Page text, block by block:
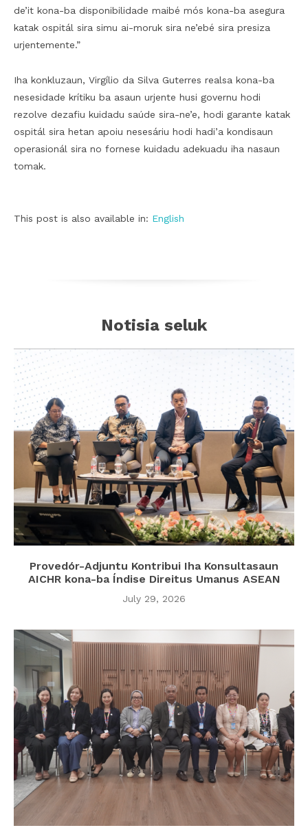
de’it kona-ba disponibilidade maibé mós kona-ba asegura
katak ospitál sira simu ai-moruk sira ne’ebé sira presiza
urjentemente.”
Iha konkluzaun, Virgílio da Silva Guterres realsa kona-ba
nesesidade krítiku ba asaun urjente husi governu hodi
rezolve dezafiu kuidadu saúde sira-ne’e, hodi garante katak
ospitál sira hetan apoiu nesesáriu hodi hadi’a kondisaun
operasionál sira no fornese kuidadu adekuadu iha nasaun
tomak.
This post is also available in: English
Notisia seluk
Provedór-Adjuntu Kontribui Iha Konsultasaun
AICHR kona-ba Índise Direitus Umanus ASEAN
July 29, 2026